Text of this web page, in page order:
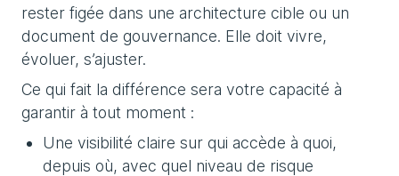
rester figée dans une architecture cible ou un
document de gouvernance. Elle doit vivre,
évoluer, s’ajuster.
Ce qui fait la différence sera votre capacité à
garantir à tout moment :
Une visibilité claire sur qui accède à quoi,
depuis où, avec quel niveau de risque